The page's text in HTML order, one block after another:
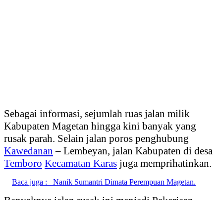
Sebagai informasi, sejumlah ruas jalan milik
Kabupaten Magetan hingga kini banyak yang
rusak parah. Selain jalan poros penghubung
Kawedanan – Lembeyan, jalan Kabupaten di desa
Temboro Kecamatan Karas juga memprihatinkan.
Baca juga : Nanik Sumantri Dimata Perempuan Magetan.